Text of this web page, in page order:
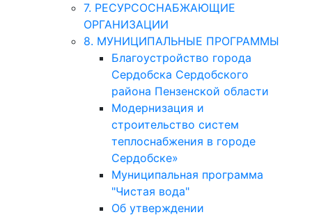
7. РЕСУРСОСНАБЖАЮЩИЕ
ОРГАНИЗАЦИИ
8. МУНИЦИПАЛЬНЫЕ ПРОГРАММЫ
Благоустройство города
Сердобска Сердобского
района Пензенской области
Модернизация и
строительство систем
теплоснабжения в городе
Сердобске»
Муниципальная программа
"Чистая вода"
Об утверждении